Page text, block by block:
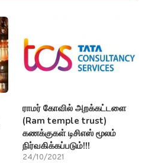
ராமர் கோவில் அறக்கட்டளை
(Ram temple trust)
கணக்குகள் டிசிஎஸ் மூலம்
நிர்வகிக்கப்படும்!!!
24/10/2021